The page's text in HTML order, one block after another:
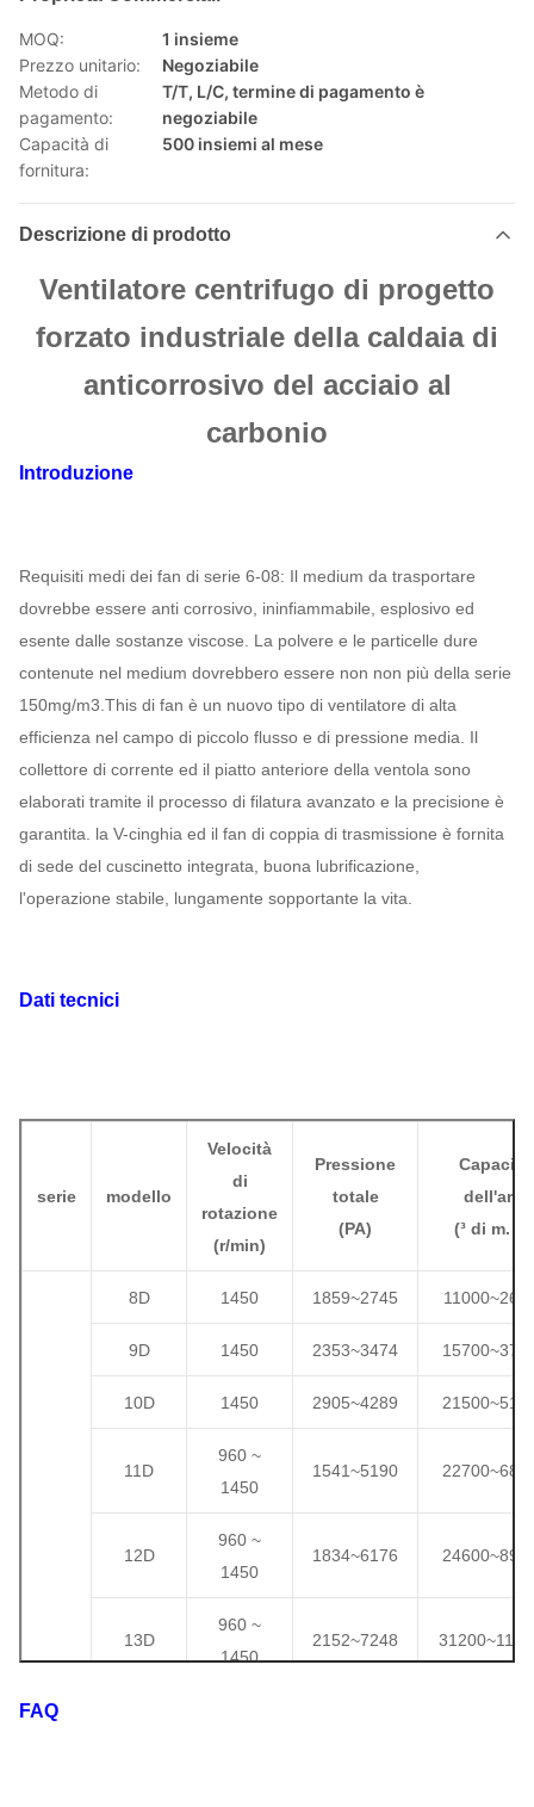
MOQ:
1 insieme
Prezzo unitario:
Negoziabile
Metodo di
pagamento:
T/T, L/C, termine di pagamento è
negoziabile
Capacità di
fornitura:
500 insiemi al mese
Descrizione di prodotto
Ventilatore centrifugo di progetto
forzato industriale della caldaia di
anticorrosivo del acciaio al
carbonio
Introduzione
Requisiti medi dei fan di serie 6-08: Il medium da trasportare
dovrebbe essere anti corrosivo, ininfiammabile, esplosivo ed
esente dalle sostanze viscose. La polvere e le particelle dure
contenute nel medium dovrebbero essere non non più della serie
150mg/m3.This di fan è un nuovo tipo di ventilatore di alta
efficienza nel campo di piccolo flusso e di pressione media. Il
collettore di corrente ed il piatto anteriore della ventola sono
elaborati tramite il processo di filatura avanzato e la precisione è
garantita. la V-cinghia ed il fan di coppia di trasmissione è fornita
di sede del cuscinetto integrata, buona lubrificazione,
l'operazione stabile, lungamente sopportante la vita.
Dati tecnici
serie modello
Velocità
di
rotazione
(r/min)
Pressione
totale
(PA)
Capacità
dell'aria
(³ di m. /
8D 1450 1859~2745 11000~
9D 1450 2353~3474 15700~
10D 1450 2905~4289 21500~
11D
960 ~
1450
1541~5190 22700~
12D
960 ~
1450
1834~6176 24600~
13D
960 ~
1450
2152~7248 31200~
FAQ